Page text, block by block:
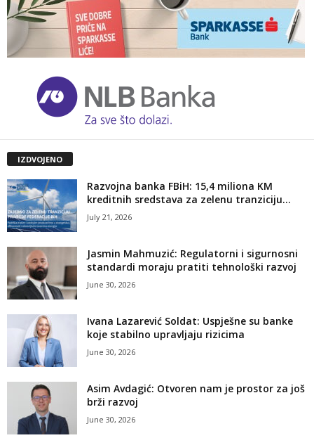
IZDVOJENO
Razvojna banka FBiH: 15,4 miliona KM
kreditnih sredstava za zelenu tranziciju...
July 21, 2026
Jasmin Mahmuzić: Regulatorni i sigurnosni
standardi moraju pratiti tehnološki razvoj
June 30, 2026
Ivana Lazarević Soldat: Uspješne su banke
koje stabilno upravljaju rizicima
June 30, 2026
Asim Avdagić: Otvoren nam je prostor za još
brži razvoj
June 30, 2026